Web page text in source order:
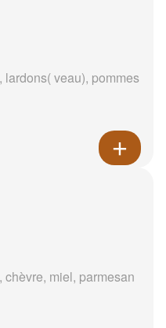
lardons( veau), pommes
miel, parmesan